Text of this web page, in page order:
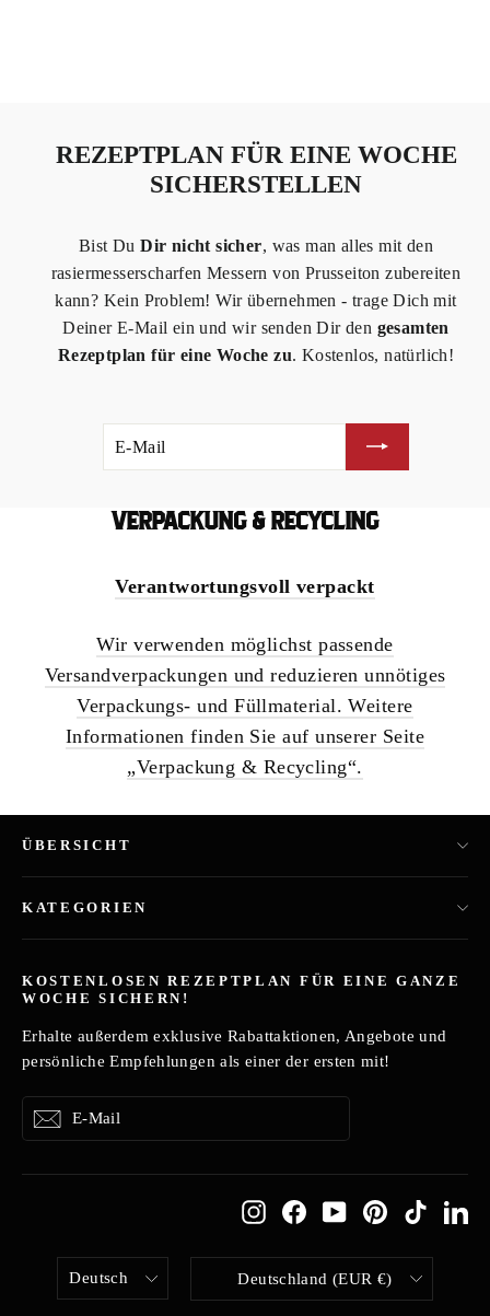
REZEPTPLAN FÜR EINE WOCHE
SICHERSTELLEN
Bist DuDir nicht sicher, was man alles mit den
rasiermesserscharfen Messern von Prusseiton zubereiten
kann? Kein Problem! Wir übernehmen - trage Dich mit
Deiner E-Mail ein und wir senden Dir den gesamten
Rezeptplan für eine Woche zu. Kostenlos, natürlich!
E-
ABONNIEREN
VERPACKUNG & RECYCLING
Verantwortungsvoll verpackt
Wir verwenden möglichst passende
Versandverpackungen und reduzieren unnötiges
Verpackungs- und Füllmaterial. Weitere
Informationen finden Sie auf unserer Seite
„Verpackung & Recycling“.
ÜBERSICHT
KATEGORIEN
KOSTENLOSEN REZEPTPLAN FÜR EINE GANZE
WOCHE SICHERN!
Erhalte außerdem exklusive Rabattaktionen, Angebote und
persönliche Empfehlungen als einer der ersten mit!
E-
Mail
Abonnieren
Abonnieren
InstagramFacebookYouTubePinterestTikTok
SPRACHE
Deutsch WÄHRUNG
Deutschland (EUR €)